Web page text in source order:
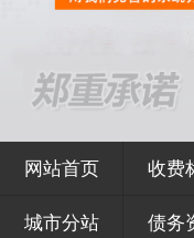
网站首页 收费
城市分站 债务